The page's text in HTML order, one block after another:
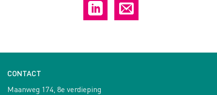
CONTACT
Maanweg 174, 8e verdieping